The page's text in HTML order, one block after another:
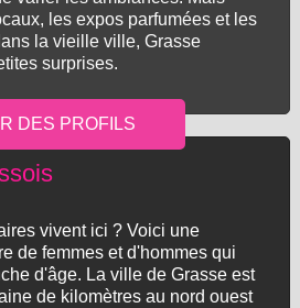
les expos parfumées et les
la vieille ville, Grasse
surprises.
vivent ici ? Voici une
de femmes et d'hommes qui
d'âge. La ville de Grasse est
de kilomètres au nord ouest